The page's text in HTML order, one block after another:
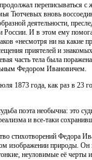
переписываться
Тютчевых вновь
деятельности,
России. И в этом ему
«несмотря ни на какие
приятелей и
часть тела была
Федором Ивановичем.
1873 года, как раз в 23
поэта необычна: это
и все-таки
стихотворений Федора
изображении природы.
неуловимые её черты